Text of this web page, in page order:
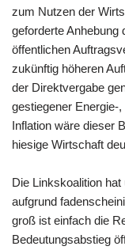
zum Nutzen der
geforderte Anhebung
öffentlichen
zukünftig höheren
der Direktvergabe
gestiegener Energie-
Inflation wäre dieser
hiesige Wirtschaft
Die Linkskoalition
aufgrund
groß ist einfach die
Bedeutungsabstieg